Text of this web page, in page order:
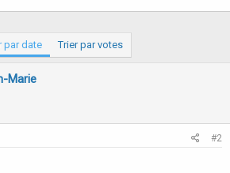
par date Trier par votes
Marie
#2